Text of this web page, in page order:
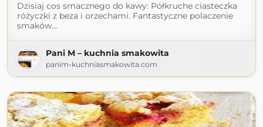
Dzisiaj cos smacznego do kawy: Półkruche ciasteczka
różyczki z beza i orzechami. Fantastyczne polaczenie
smaków…
Pani M – kuchnia smakowita
panim-kuchniasmakowita.com